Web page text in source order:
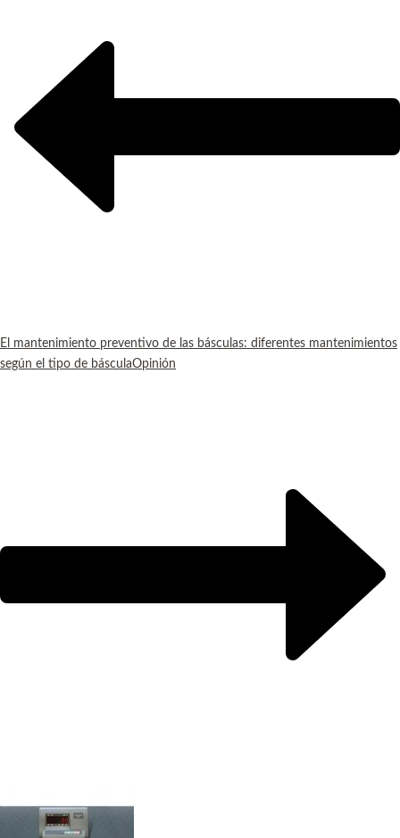
El mantenimiento preventivo de las básculas: diferentes mantenimientos
según el tipo de básculaOpinión